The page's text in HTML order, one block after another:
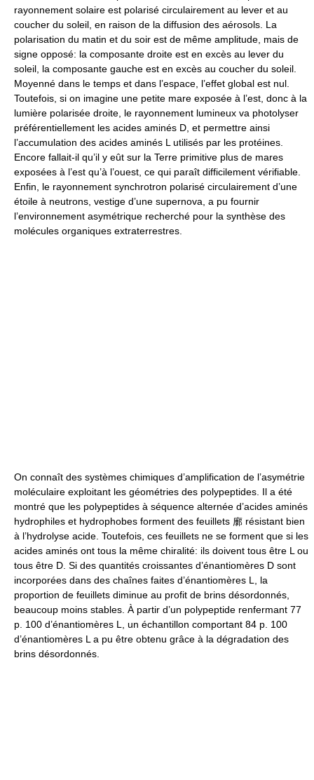
rayonnement solaire est polarisé circulairement au lever et au
coucher du soleil, en raison de la diffusion des aérosols. La
polarisation du matin et du soir est de même amplitude, mais de
signe opposé: la composante droite est en excès au lever du
soleil, la composante gauche est en excès au coucher du soleil.
Moyenné dans le temps et dans l’espace, l’effet global est nul.
Toutefois, si on imagine une petite mare exposée à l’est, donc à la
lumière polarisée droite, le rayonnement lumineux va photolyser
préférentiellement les acides aminés D, et permettre ainsi
l’accumulation des acides aminés L utilisés par les protéines.
Encore fallait-il qu’il y eût sur la Terre primitive plus de mares
exposées à l’est qu’à l’ouest, ce qui paraît difficilement vérifiable.
Enfin, le rayonnement synchrotron polarisé circulairement d’une
étoile à neutrons, vestige d’une supernova, a pu fournir
l’environnement asymétrique recherché pour la synthèse des
molécules organiques extraterrestres.
On connaît des systèmes chimiques d’amplification de l’asymétrie
moléculaire exploitant les géométries des polypeptides. Il a été
montré que les polypeptides à séquence alternée d’acides aminés
hydrophiles et hydrophobes forment des feuillets 廓 résistant bien
à l’hydrolyse acide. Toutefois, ces feuillets ne se forment que si les
acides aminés ont tous la même chiralité: ils doivent tous être L ou
tous être D. Si des quantités croissantes d’énantiomères D sont
incorporées dans des chaînes faites d’énantiomères L, la
proportion de feuillets diminue au profit de brins désordonnés,
beaucoup moins stables. À partir d’un polypeptide renfermant 77
p. 100 d’énantiomères L, un échantillon comportant 84 p. 100
d’énantiomères L a pu être obtenu grâce à la dégradation des
brins désordonnés.